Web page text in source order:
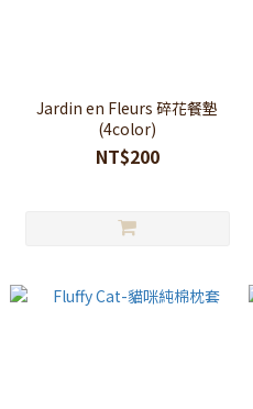
Jardin en Fleurs 碎花餐墊
(4color)
NT$200